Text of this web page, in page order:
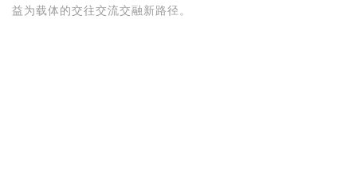
益为载体的交往交流交融新路径。